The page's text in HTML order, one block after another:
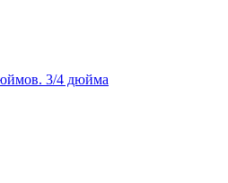
3/4 дюйма